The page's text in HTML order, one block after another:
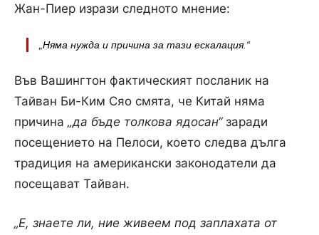
Жан-Пиер изрази следното мнение:
„Няма нужда и причина за тази ескалация.“
Във Вашингтон фактическият посланик на
Тайван Би-Ким Сяо смята, че Китай няма
причина „да бъде толкова ядосан“заради
посещението на Пелоси, което следва дълга
традиция на американски законодатели да
посещават Тайван.
„Е, знаете ли, ние живеем под заплахата от